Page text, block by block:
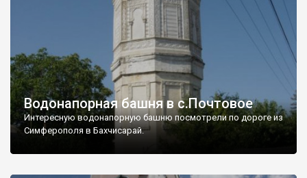
Водонапорная башня в с.Почтовое
Интересную водонапорную башню посмотрели по дороге из
Симферополя в Бахчисарай.